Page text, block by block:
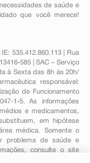
de saúde e
que você merece!
535.412.860.113 | Rua
585 | SAC – Serviço
à Sexta das 8h às 20h/
responsável:
de Funcionamento
1-5. As informações
e medicamentos,
em hipótese
médica. Somente o
problema de saúde e
consulte o site